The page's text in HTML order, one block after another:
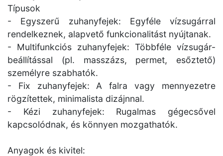
Típusok
- Egyszerű zuhanyfejek: Egyféle vízsugárral
rendelkeznek, alapvető funkcionalitást nyújtanak.
- Multifunkciós zuhanyfejek: Többféle vízsugár-
beállítással (pl. masszázs, permet, esőztető)
személyre szabhatók.
- Fix zuhanyfejek: A falra vagy mennyezetre
rögzítettek, minimalista dizájnnal.
- Kézi zuhanyfejek: Rugalmas gégecsővel
kapcsolódnak, és könnyen mozgathatók.
Anyagok és kivitel: